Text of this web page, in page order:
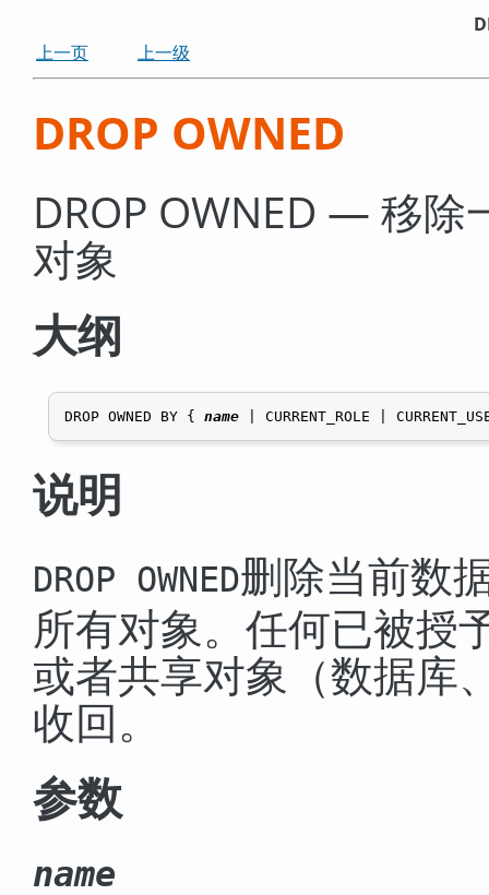
上一页
上一级
DROP OWNED
DROP OWNED — 移除
对象
大纲
DROP OWNED BY { name
说明
DROP OWNED删除当前数
所有对象。任何已被授
或者共享对象（数据库
收回。
参数
name